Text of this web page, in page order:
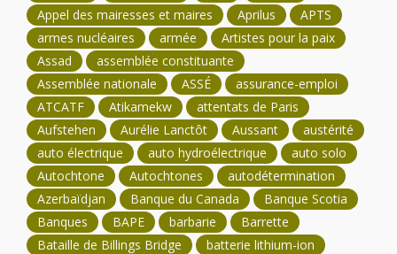
Appel des mairesses et maires
Aprilus
APTS
armes nucléaires
armée
Artistes pour la paix
Assad
assemblée constituante
Assemblée nationale
ASSÉ
assurance-emploi
ATCATF
Atikamekw
attentats de Paris
Aufstehen
Aurélie Lanctôt Aussant
austérité
auto électrique
auto hydroélectrique
auto solo
Autochtone
Autochtones
autodétermination
Azerbaïdjan
Banque du Canada
Banque Scotia
Banques
BAPE barbarie
Barrette
Bataille de Billings Bridge
batterie lithium-ion